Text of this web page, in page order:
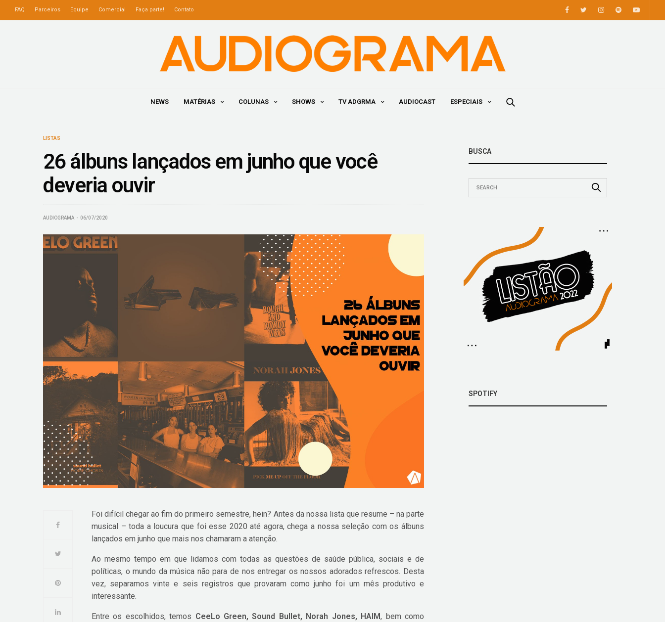
FAQ Parceiros Equipe Comercial Faça parte! Contato
NEWS MATÉRIAS COLUNAS SHOWS TV ADGRMA AUDIOCAST ESPECIAIS
LISTAS
26 álbuns lançados em junho que você
deveria ouvir
AUDIOGRAMA 06/07/2020
Foi difícil chegar ao fim do primeiro semestre, hein? Antes da nossa lista que resume – na parte
musical – toda a loucura que foi esse 2020 até agora, chega a nossa seleção com os álbuns
lançados em junho que mais nos chamaram a atenção.
Ao mesmo tempo em que lidamos com todas as questões de saúde pública, sociais e de
políticas, o mundo da música não para de nos entregar os nossos adorados refrescos. Desta
vez, separamos vinte e seis registros que provaram como junho foi um mês produtivo e
interessante.
Entre os escolhidos, temos CeeLo Green, Sound Bullet, Norah Jones, HAIM, bem como
BUSCA
SPOTIFY